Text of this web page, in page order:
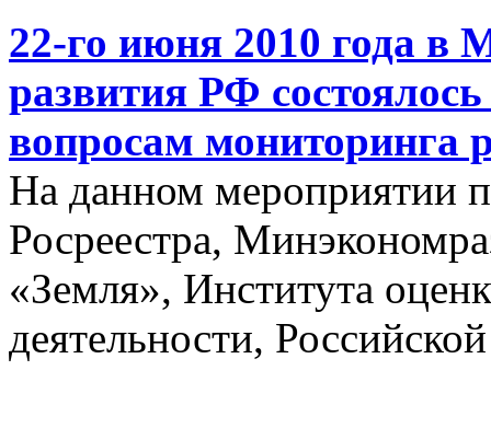
22-го июня 2010 года в
развития РФ
вопросам мониторинга
На данном мероприятии
Росреестра,
«Земля», Института
деятельности,